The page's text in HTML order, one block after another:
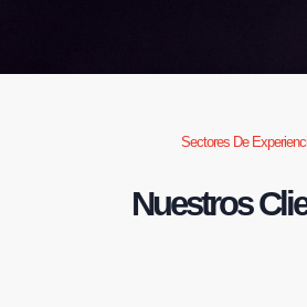
Sectores De
Nuestros